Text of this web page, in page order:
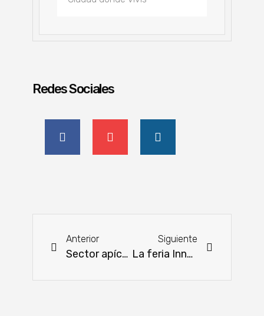
Redes Sociales
Anterior
Sector apícola paraguayo expande fronteras
Siguiente
La feria Innovar es un espacio para animarse a soñar